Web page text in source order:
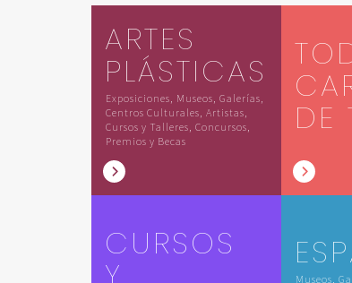
ARTES
PLÁSTICAS
Exposiciones, Museos, Galerías,
Centros Culturales, Artistas,
Cursos y Talleres, Concursos,
Premios y Becas
DE
CURSOS
Museos,